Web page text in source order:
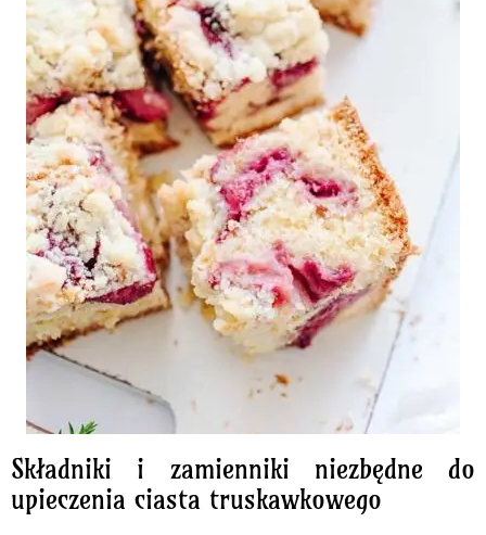
Składniki i zamienniki niezbędne do
upieczenia ciasta truskawkowego